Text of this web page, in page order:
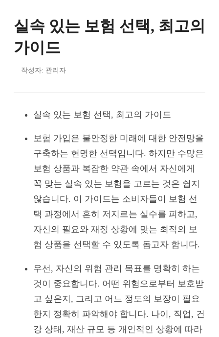
실속 있는 보험 선택, 최고의
가이드
작성자: 관리자
실속 있는 보험 선택, 최고의 가이드
보험 가입은 불안정한 미래에 대한 안전망을
구축하는 현명한 선택입니다. 하지만 수많은
보험 상품과 복잡한 약관 속에서 자신에게
꼭 맞는 실속 있는 보험을 고르는 것은 쉽지
않습니다. 이 가이드는 소비자들이 보험 선
택 과정에서 흔히 저지르는 실수를 피하고,
자신의 필요와 재정 상황에 맞는 최적의 보
험 상품을 선택할 수 있도록 돕고자 합니다.
우선, 자신의 위험 관리 목표를 명확히 하는
것이 중요합니다. 어떤 위험으로부터 보호받
고 싶은지, 그리고 어느 정도의 보장이 필요
한지 정확히 파악해야 합니다. 나이, 직업, 건
강 상태, 재산 규모 등 개인적인 상황에 따라